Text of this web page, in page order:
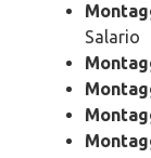
Salario